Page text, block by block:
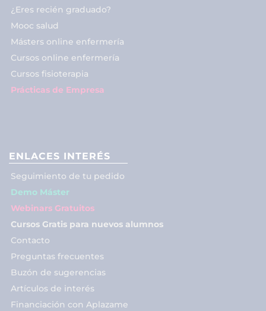
¿Eres recién graduado?
Mooc salud
Másters online enfermería
Cursos online enfermería
Cursos fisioterapia
Prácticas de Empresa
ENLACES INTERÉS
Seguimiento de tu pedido
Demo Máster
Webinars Gratuitos
Cursos Gratis para nuevos alumnos
Contacto
Preguntas frecuentes
Buzón de sugerencias
Artículos de interés
Financiación con Aplazame